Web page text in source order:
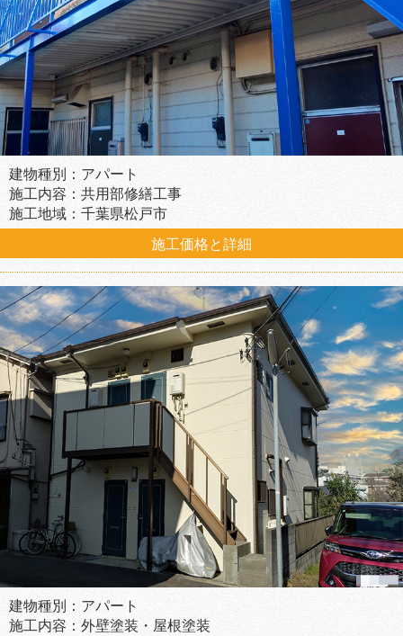
建物種別：アパート
施工内容：共用部修繕工事
施工地域：千葉県松戸市
施工価格と詳細
建物種別：アパート
施工内容：外壁塗装・屋根塗装